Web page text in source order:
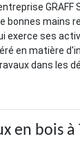
GRAFF
mains
exerce ses
en matière
dans les
en bois à